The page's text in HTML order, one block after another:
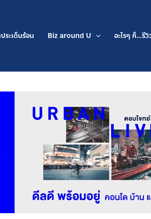
ระเด็นร้อน Biz around U อะไรๆ ก็…รีวิ